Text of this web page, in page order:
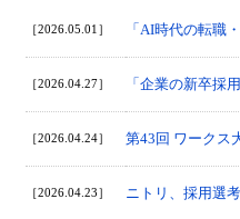
［2026.05.01］ 「AI時代の転職
［2026.04.27］ 「企業の新卒採
［2026.04.24］ 第43回 ワークス
［2026.04.23］ ニトリ、採用選